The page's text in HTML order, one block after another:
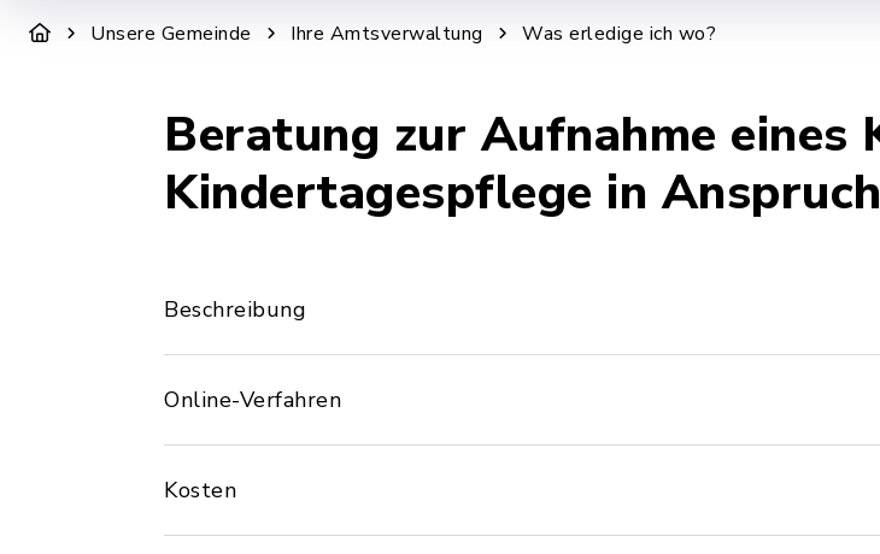
Unsere Gemeinde Ihre Amtsverwaltung Was erledige ich wo?
Beratung zur Aufnahme eines
Kindertagespflege in
Beschreibung
Online-Verfahren
Kosten